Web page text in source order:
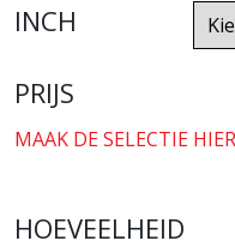
INCH
PRIJS
MAAK DE SELECTIE
HOEVEELHEID